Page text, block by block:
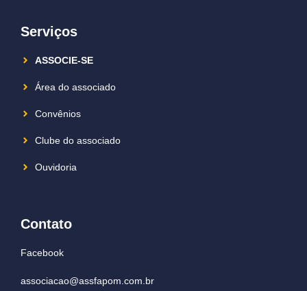
Serviços
ASSOCIE-SE
Área do associado
Convênios
Clube do associado
Ouvidoria
Contato
Facebook
associacao@assfapom.com.br